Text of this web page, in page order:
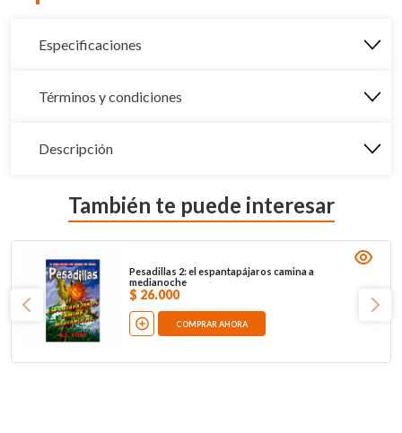
Especificaciones
Términos y condiciones
Descripción
También te puede interesar
Pesadillas 2: el espantapájaros camina a
medianoche
$ 26.000
COMPRAR AHORA